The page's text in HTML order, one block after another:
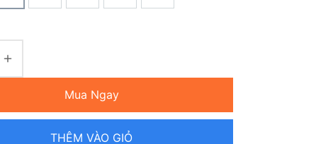
Mua Ngay
THÊM VÀO GIỎ